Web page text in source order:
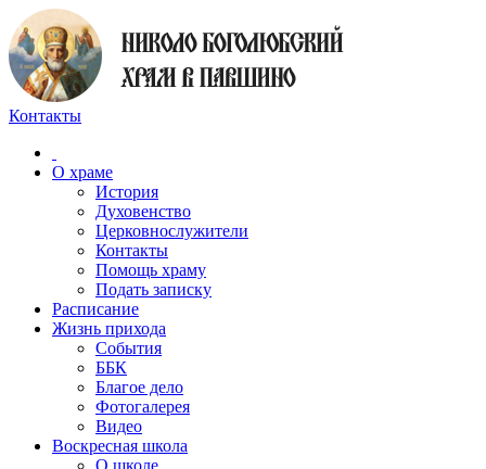
Контакты
О храме
История
Духовенство
Церковнослужители
Контакты
Помощь храму
Подать записку
Расписание
Жизнь прихода
События
ББК
Благое дело
Фотогалерея
Видео
Воскресная школа
О школе